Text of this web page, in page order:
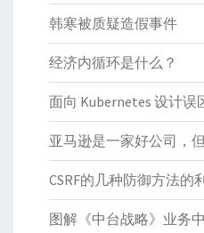
韩寒被质疑造假事件
经济内循环是什么？
面向 Kubernetes 设计误
亚马逊是一家好公司，
CSRF的几种防御方法的
图解《中台战略》业务